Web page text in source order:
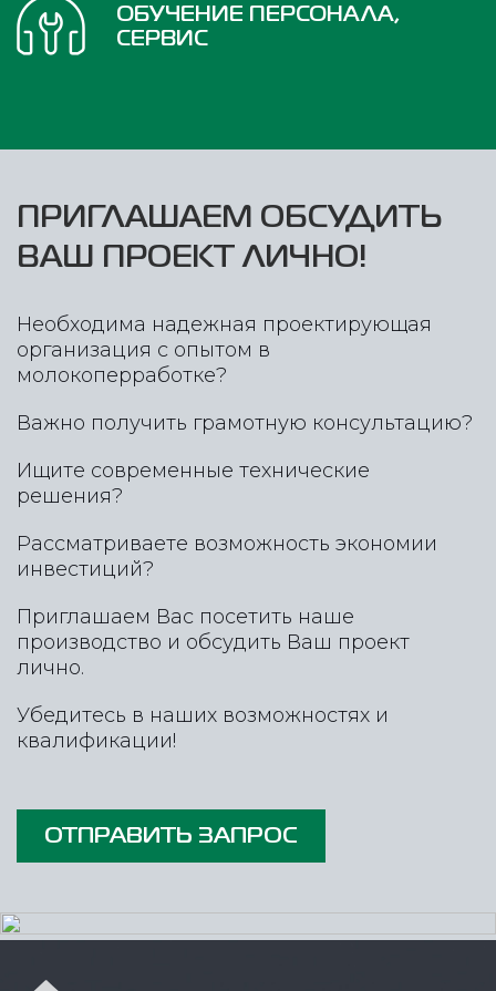
ОБУЧЕНИЕ ПЕРСОНАЛА,
СЕРВИС
ПРИГЛАШАЕМ ОБСУДИТЬ
ВАШ ПРОЕКТ ЛИЧНО!
Необходима надежная проектирующая
организация с опытом в
молокоперработке?
Важно получить грамотную консультацию?
Ищите современные технические
решения?
Рассматриваете возможность экономии
инвестиций?
Приглашаем Вас посетить наше
производство и обсудить Ваш проект
лично.
Убедитесь в наших возможностях и
квалификации!
ОТПРАВИТЬ ЗАПРОС